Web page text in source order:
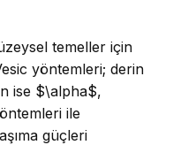
temeller için
yöntemleri; derin
ise $\alpha$,
ile
güçleri